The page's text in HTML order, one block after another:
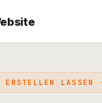
ERSTELLEN LASSEN